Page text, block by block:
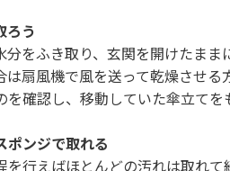
ろう
をふき取り、玄関を開けたま
扇風機で風を送って乾燥させる
確認し、移動していた傘立てを
ポンジで取れる
行えばほとんどの汚れは取れ